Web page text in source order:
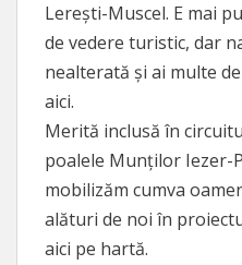
Lerești-Muscel. E mai
de vedere turistic, dar
nealterată și ai multe
aici.
Merită inclusă în
poalele Munților Iezer-
mobilizăm cumva
alături de noi în
aici pe hartă.